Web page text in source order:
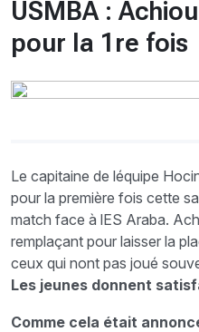
USMBA :
pour la 1re fois
Le capitaine de léquipe
pour la première fois cette
match face à lES Araba.
remplaçant pour laisser la
ceux qui nont pas joué
Les jeunes donnent
Comme cela était